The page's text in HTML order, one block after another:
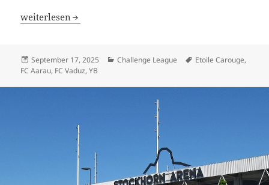
Der Senkrechtstarter aus dem Aargau: FC Aarau sorgt für
weiterlesen
Veröffentlicht
am
September 17, 2025 Kategorien
Challenge League Schlagwörter
Etoile Carouge,
FC Aarau, FC Vaduz,YB